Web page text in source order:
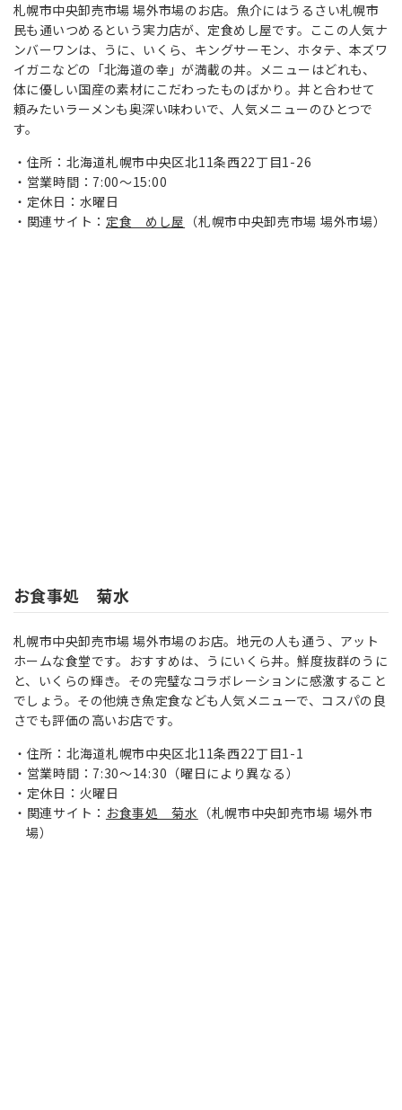
札幌市中央卸売市場場外市場のお店。 魚介にはうるさい札幌市
民も通いつめるという実力店が、定食めし屋です。ここの人気ナ
ンバーワンは、うに、いくら、キングサーモン、ホタテ、本ズワ
イガニなどの「北海道の幸」が満載の丼。メニューはどれも、
体に優しい国産の素材にこだわったものばかり。丼と合わせて
頼みたいラーメンも奥深い味わいで、人気メニューのひとつで
す。
住所：北海道札幌市中央区北11条西22丁目1-26
営業時間：7:00～15:00
定休日：水曜日
関連サイト： 定食 めし屋 （札幌市中央卸売市場 場外市場）
お食事処 菊水
札幌市中央卸売市場場外市場のお店。 地元の人も通う、アット
ホームな食堂です。おすすめは、うにいくら丼。鮮度抜群のうに
と、いくらの輝き。その完璧なコラボレーションに感激すること
でしょう。その他焼き魚定食なども人気メニューで、コスパの良
さでも評価の高いお店です。
住所：北海道札幌市中央区北11条西22丁目1-1
営業時間：7:30～14:30（曜日により異なる）
定休日：火曜日
関連サイト： お食事処 菊水 （札幌市中央卸売市場 場外市
場）